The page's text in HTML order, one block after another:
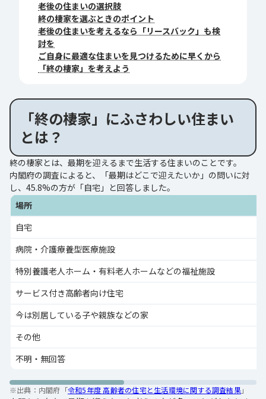
老後の住まいの選択肢
終の棲家を選ぶときのポイント
老後の住まいを考えるなら「リースバック」も検
討を
ご自身に最適な住まいを見つけるために早くから
「終の棲家」を考えよう
「終の棲家」にふさわしい住まい
とは？
終の棲家とは、最期を迎えるまで生活する住まいのことです。
内閣府の調査によると、「最期はどこで迎えたいか」の問いに対
し、45.8%の方が「自宅」と回答しました。
場所
自宅
病院・介護療養型医療施設
特別養護老人ホーム・有料老人ホームなどの福祉施設
サービス付き高齢者向け住宅
今は別居している子や親族などの家
その他
不明・無回答
※出典： 内閣府「令和5年度 高齢者の住宅と生活環境に関する調査結果」